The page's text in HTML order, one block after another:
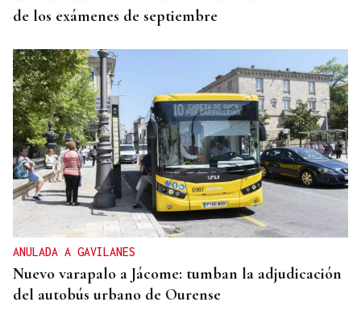
de los exámenes de septiembre
ANULADA A GAVILANES
Nuevo varapalo a Jácome: tumban la adjudicación
del autobús urbano de Ourense